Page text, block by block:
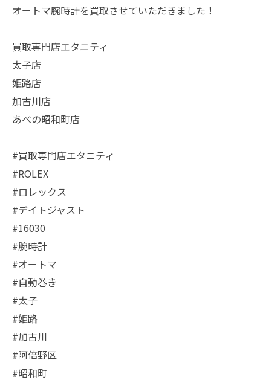
オートマ腕時計を買取させていただきました！
買取専門店エタニティ
太子店
姫路店
加古川店
あべの昭和町店
#買取専門店エタニティ
#ROLEX
#ロレックス
#デイトジャスト
#16030
#腕時計
#オートマ
#自動巻き
#太子
#姫路
#加古川
#阿倍野区
#昭和町